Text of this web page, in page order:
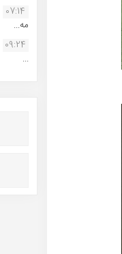
07:14
مه...
09:24
...